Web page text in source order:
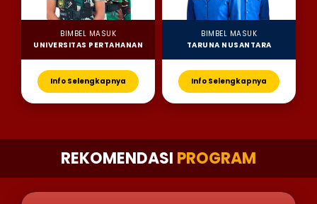
BIMBEL MASUK
UNIVERSITAS PERTAHANAN
Info Selengkapnya
BIMBEL MASUK
TARUNA NUSANTARA
Info Selengkapnya
REKOMENDASI PROGRAM